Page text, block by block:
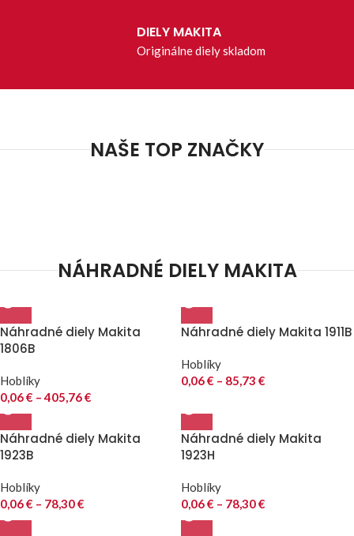
DIELY MAKITA
Originálne diely skladom
NAŠE TOP ZNAČKY
NÁHRADNÉ DIELY MAKITA
Náhradné diely Makita
1806B
Hoblíky
0,06€ – 405,76€
Náhradné diely Makita 1911B
Hoblíky
0,06€ – 85,73 €
Náhradné diely Makita
1923B
Hoblíky
0,06€ – 78,30€
Náhradné diely Makita
1923H
Hoblíky
0,06€ – 78,30€